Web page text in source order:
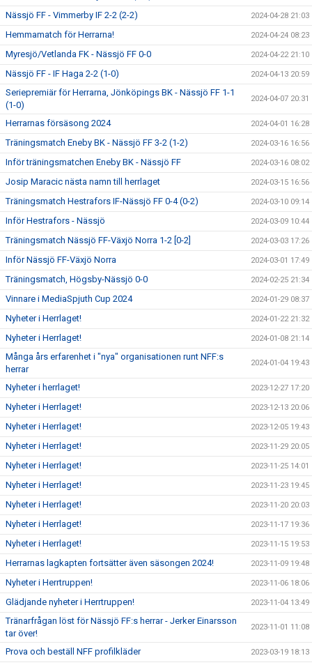
Nässjö FF - Vimmerby IF 2-2 (2-2) 2024-04-28 21:03
Hemmamatch för Herrarna! 2024-04-24 08:23
Myresjö/Vetlanda FK - Nässjö FF 0-0 2024-04-22 21:10
Nässjö FF - IF Haga 2-2 (1-0) 2024-04-13 20:59
Seriepremiär för Herrarna, Jönköpings BK - Nässjö FF 1-1
(1-0)
2024-04-07 20:31
Herrarnas försäsong 2024 2024-04-01 16:28
Träningsmatch Eneby BK - Nässjö FF 3-2 (1-2) 2024-03-16 16:56
Inför träningsmatchen Eneby BK - Nässjö FF 2024-03-16 08:02
Josip Maracic nästa namn till herrlaget 2024-03-15 16:56
Träningsmatch Hestrafors IF-Nässjö FF 0-4 (0-2) 2024-03-10 09:14
Inför Hestrafors - Nässjö 2024-03-09 10:44
Träningsmatch Nässjö FF-Växjö Norra 1-2 [0-2] 2024-03-03 17:26
Inför Nässjö FF-Växjö Norra 2024-03-01 17:49
Träningsmatch, Högsby-Nässjö 0-0 2024-02-25 21:34
Vinnare i MediaSpjuth Cup 2024 2024-01-29 08:37
Nyheter i Herrlaget! 2024-01-22 21:32
Nyheter i Herrlaget! 2024-01-08 21:14
Många års erfarenhet i "nya" organisationen runt NFF:s
herrar
2024-01-04 19:43
Nyheter i herrlaget! 2023-12-27 17:20
Nyheter i Herrlaget! 2023-12-13 20:06
Nyheter i Herrlaget! 2023-12-05 19:43
Nyheter i Herrlaget! 2023-11-29 20:05
Nyheter i Herrlaget! 2023-11-25 14:01
Nyheter i Herrlaget! 2023-11-23 19:45
Nyheter i Herrlaget! 2023-11-20 20:03
Nyheter i Herrlaget! 2023-11-17 19:36
Nyheter i Herrlaget! 2023-11-15 19:53
Herrarnas lagkapten fortsätter även säsongen 2024! 2023-11-09 19:48
Nyheter i Herrtruppen! 2023-11-06 18:06
Glädjande nyheter i Herrtruppen! 2023-11-04 13:49
Tränarfrågan löst för Nässjö FF:s herrar - Jerker Einarsson
tar över!
2023-11-01 11:08
Prova och beställ NFF profilkläder 2023-03-19 18:13